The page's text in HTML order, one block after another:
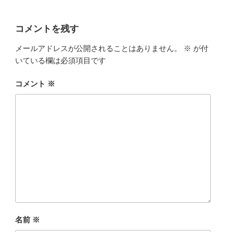
コメントを残す
メールアドレスが公開されることはありません。 ※ が付
いている欄は必須項目です
コメント ※
名前 ※